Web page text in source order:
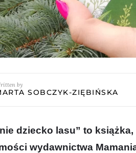
by
SOBCZYK-ZIĘBIŃSKA
dziecko lasu” to
wydawnictwa